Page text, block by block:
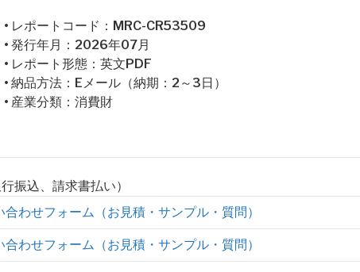
• レポートコード：MRC-CR53509
• 発行年月：2026年07月
• レポート形態：英文PDF
• 納品方法：Eメール（納期：2～3日）
• 産業分類：消費財
振込、請求書払い）
合わせフォーム（お見積・サンプル・質問）
合わせフォーム（お見積・サンプル・質問）